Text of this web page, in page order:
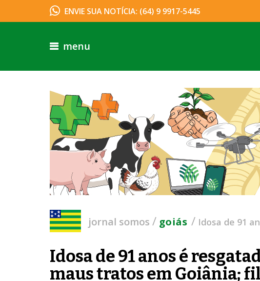
ENVIE SUA NOTÍCIA: (64) 9 9917-5445
menu
jornal somos / goiás / Idosa de 91
Idosa de 91 anos é
maus tratos em Goiânia;